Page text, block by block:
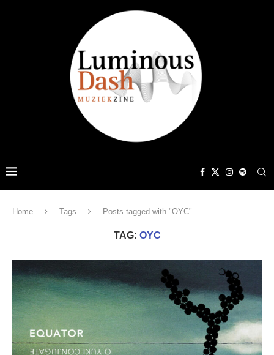
Home Tags Posts tagged with "OYC"
TAG: OYC